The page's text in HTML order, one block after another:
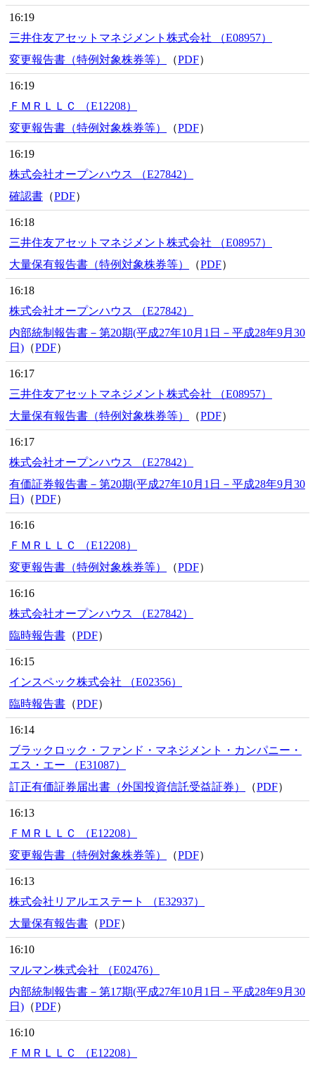
16:19
三井住友アセットマネジメント株式会社 （E08957）
変更報告書（特例対象株券等）
（PDF）
16:19
ＦＭＲＬＬＣ （E12208）
変更報告書（特例対象株券等）
（PDF）
16:19
株式会社オープンハウス （E27842）
確認書 （PDF）
16:18
三井住友アセットマネジメント株式会社 （E08957）
大量保有報告書（特例対象株券等）
（PDF）
16:18
株式会社オープンハウス （E27842）
内部統制報告書－第20期(平成27年10月1日－平成28年9月30
日) （PDF）
16:17
三井住友アセットマネジメント株式会社 （E08957）
大量保有報告書（特例対象株券等）
（PDF）
16:17
株式会社オープンハウス （E27842）
有価証券報告書－第20期(平成27年10月1日－平成28年9月30
日) （PDF）
16:16
ＦＭＲＬＬＣ （E12208）
変更報告書（特例対象株券等）
（PDF）
16:16
株式会社オープンハウス （E27842）
臨時報告書 （PDF）
16:15
インスペック株式会社 （E02356）
臨時報告書 （PDF）
16:14
ブラックロック・ファンド・マネジメント・カンパニー・
エス・エー （E31087）
訂正有価証券届出書（外国投資信託受益証券）
（PDF）
16:13
ＦＭＲＬＬＣ （E12208）
変更報告書（特例対象株券等）
（PDF）
16:13
株式会社リアルエステート （E32937）
大量保有報告書 （PDF）
16:10
マルマン株式会社 （E02476）
内部統制報告書－第17期(平成27年10月1日－平成28年9月30
日) （PDF）
16:10
ＦＭＲＬＬＣ （E12208）